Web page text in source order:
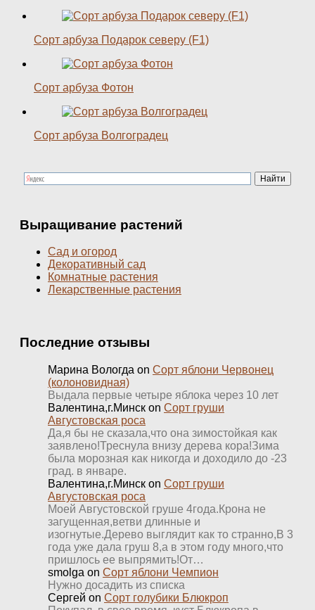
Сорт арбуза Подарок северу (F1)
Сорт арбуза Фотон
Сорт арбуза Волгоградец
Выращивание растений
Сад и огород
Декоративный сад
Комнатные растения
Лекарственные растения
Последние отзывы
Марина Вологда on Сорт яблони Червонец
(колоновидная)
Выдала первые четыре яблока через 10 лет
Валентина,г.Минск on Сорт груши
Августовская роса
Да,я бы не сказала,что она зимостойкая как
заявлено!Треснула внизу дерева кора!Зима
была морозная как никогда и доходило до -23
град. в январе.
Валентина,г.Минск on Сорт груши
Августовская роса
Моей Августовской груше 4года.Крона не
загущенная,ветви длинные и
изогнутые.Дерево выглядит как то странно,В 3
года уже дала груш 8,а в этом году много,что
пришлось ее выпрямить!От…
smolga on Сорт яблони Чемпион
Нужно досадить из списка
Сергей on Сорт голубики Блюкроп